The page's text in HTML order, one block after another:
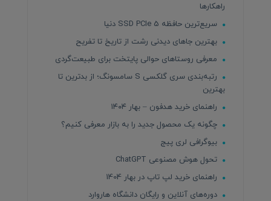
راهکارها
سریع‌ترین حافظه SSD PCIe 5 دنیا
بهترین جاهای دیدنی رشت از تاریخ تا تفریح
معرفی روستاهای حوالی پایتخت برای طبیعت‌گردی
رتبه‌بندی سری گلکسی S سامسونگ؛ از بدترین تا
بهترین
راهنمای خرید هدفون – بهار ۱۴۰۴
چگونه یک محصول جدید را به بازار معرفی کنیم؟
بیوگرافی لری پیج
تحول هوش مصنوعی ChatGPT
راهنمای خرید لپ تاپ در بهار 1404
دوره‌های آنلاین و رایگان دانشگاه هاروارد